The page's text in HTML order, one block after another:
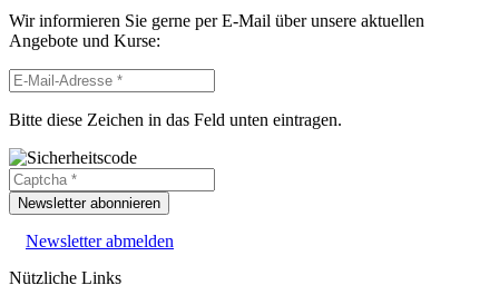
Wir informieren Sie gerne per E-Mail über unsere aktuellen
Angebote und Kurse:
Bitte diese Zeichen in das Feld unten eintragen.
Newsletter abonnieren
Newsletter abmelden
Nützliche Links